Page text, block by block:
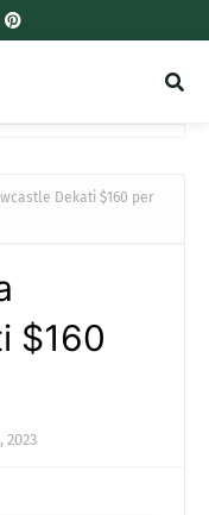
Dekati $160 per
$160
2023